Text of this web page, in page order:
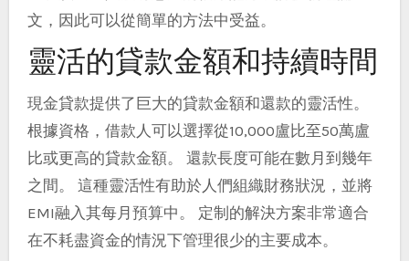
文，因此可以從簡單的方法中受益。
靈活的貸款金額和持續時間
現金貸款提供了巨大的貸款金額和還款的靈活性。
根據資格，借款人可以選擇從10,000盧比至50萬盧
比或更高的貸款金額。 還款長度可能在數月到幾年
之間。 這種靈活性有助於人們組織財務狀況，並將
EMI融入其每月預算中。 定制的解決方案非常適合
在不耗盡資金的情況下管理很少的主要成本。